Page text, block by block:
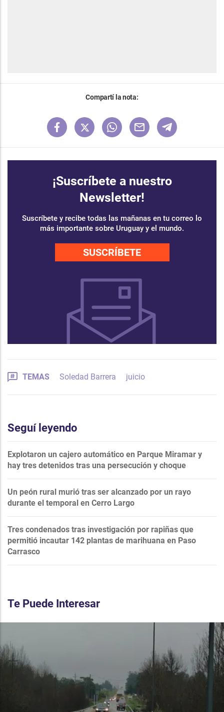
Compartí la nota:
¡Suscríbete a nuestro
Newsletter!
Suscríbete y recibe todas las mañanas en tu correo lo
más importante sobre Uruguay y el mundo.
SUSCRÍBETE
TEMAS Soledad Barrera juicio
Seguí leyendo
Explotaron un cajero automático en Parque Miramar y
hay tres detenidos tras una persecución y choque
Un peón rural murió tras ser alcanzado por un rayo
durante el temporal en Cerro Largo
Tres condenados tras investigación por rapiñas que
permitió incautar 142 plantas de marihuana en Paso
Carrasco
Te Puede Interesar